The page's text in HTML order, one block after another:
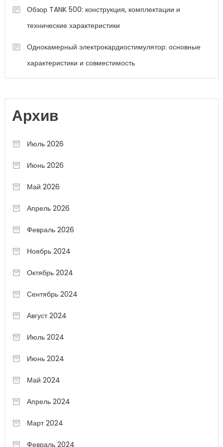
Обзор TANK 500: конструкция, комплектации и
технические характеристики
Однокамерный электрокардиостимулятор: основные
характеристики и совместимость
Архив
Июль 2026
Июнь 2026
Май 2026
Апрель 2026
Февраль 2026
Ноябрь 2024
Октябрь 2024
Сентябрь 2024
Август 2024
Июль 2024
Июнь 2024
Май 2024
Апрель 2024
Март 2024
Февраль 2024